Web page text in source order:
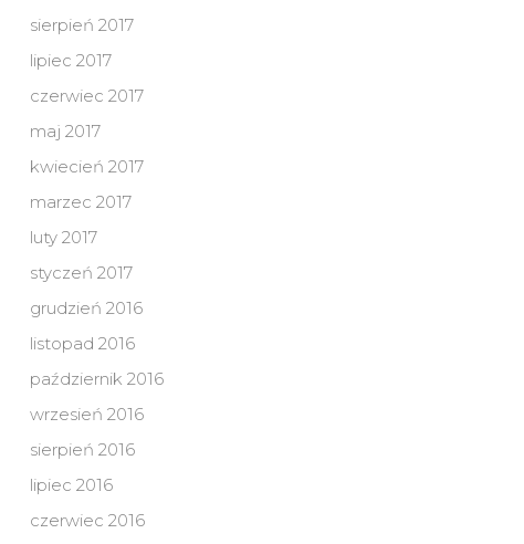
sierpień 2017
lipiec 2017
czerwiec 2017
maj 2017
kwiecień 2017
marzec 2017
luty 2017
styczeń 2017
grudzień 2016
listopad 2016
październik 2016
wrzesień 2016
sierpień 2016
lipiec 2016
czerwiec 2016